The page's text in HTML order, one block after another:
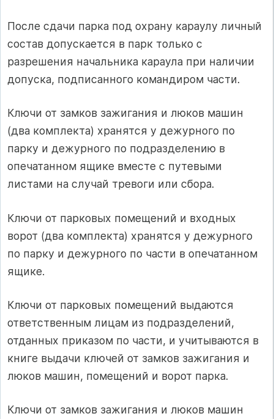
После сдачи парка под охрану караулу личный
состав допускается в парк только с
разрешения начальника караула при наличии
допуска, подписанного командиром части.
Ключи от замков зажигания и люков машин
(два комплекта) хранятся у дежурного по
парку и дежурного по подразделению в
опечатанном ящике вместе с путевыми
листами на случай тревоги или сбора.
Ключи от парковых помещений и входных
ворот (два комплекта) хранятся у дежурного
по парку и дежурного по части в опечатанном
ящике.
Ключи от парковых помещений выдаются
ответственным лицам из подразделений,
отданных приказом по части, и учиты­ваются в
книге выдачи ключей от замков зажигания и
люков машин, помещений и ворот парка.
Ключи от замков зажигания и люков машин